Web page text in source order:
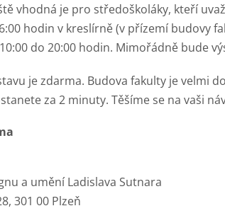
vhodná je pro středoškoláky, kteří
hodin v kreslírně (v přízemí budovy
do 20:00 hodin. Mimořádně bude
je zdarma. Budova fakulty je velmi
za 2 minuty. Těšíme se na vaši
a umění Ladislava Sutnara
301 00 Plzeň